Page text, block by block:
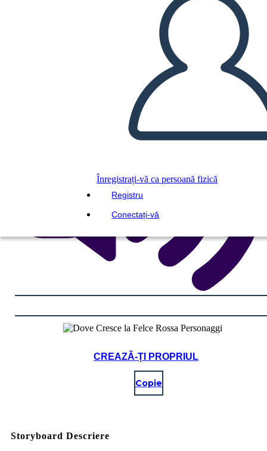
Înregistrați-vă ca persoană fizică
Registru
Conectați-vă
REDAȚI PREZENTAREA DE DIAPOZITIVE
CITESTE-MI
CREAZĂ-ȚI PROPRIUL
Copie
Storyboard Descriere